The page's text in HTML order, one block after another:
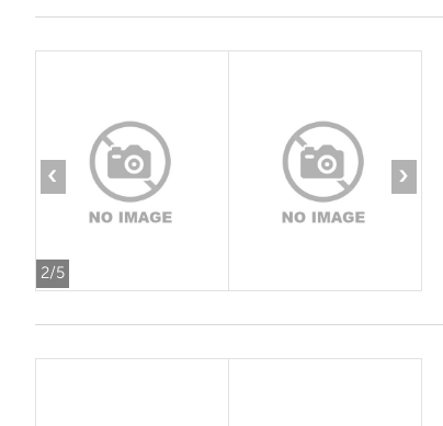
2/5
‹ ›